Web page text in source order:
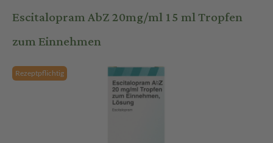
Escitalopram AbZ 20mg/ml 15 ml Tropfen
zum Einnehmen
Rezeptpflichtig